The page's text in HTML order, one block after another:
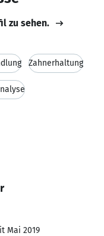
zu sehen.
Zahnerhaltung
Mai 2019